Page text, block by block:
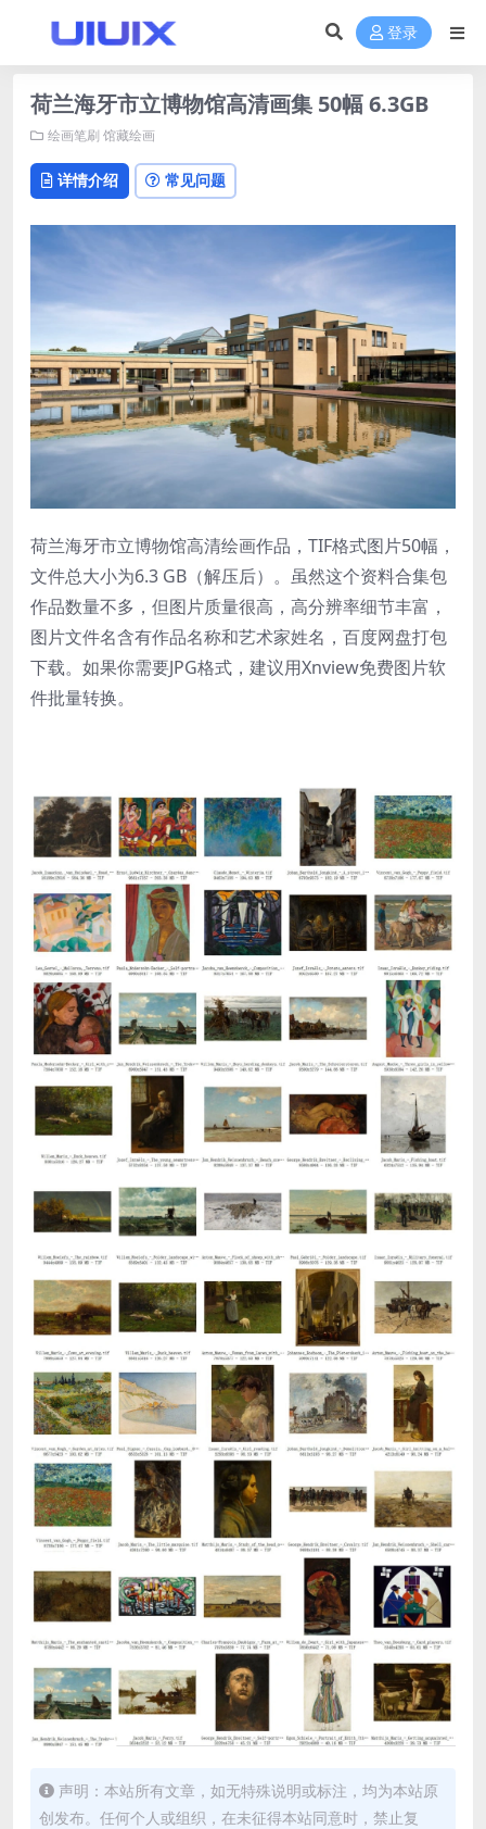
登录
荷兰海牙市立博物馆高清画集 50幅 6.3GB
绘画笔刷馆藏绘画
详情介绍 常见问题
荷兰海牙市立博物馆高清绘画作品，TIF格式图片50幅，
文件总大小为6.3 GB（解压后）。虽然这个资料合集包
作品数量不多，但图片质量很高，高分辨率细节丰富，
图片文件名含有作品名称和艺术家姓名，百度网盘打包
下载。如果你需要JPG格式，建议用Xnview免费图片软
件批量转换。
声明：本站所有文章，如无特殊说明或标注，均为本站原
创发布。任何个人或组织，在未征得本站同意时，禁止复